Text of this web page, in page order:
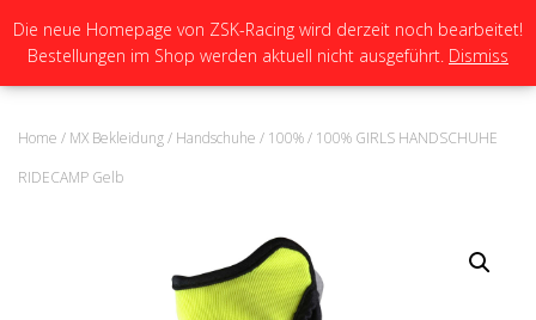
N
A
I
Home / MX Bekleidung/ Handschuhe / 100%/ 100% GIRLS HANDSCHUHE
RIDECAMP Gelb
Die neue Homepage von ZSK-Racing wird derzeit noch bearbeitet!
Bestellungen im Shop werden aktuell nicht ausgeführt. Dismiss